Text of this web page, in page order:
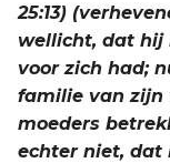
25:13)
wellicht, dat hij
voor zich had;
familie van zijn
moeders
echter niet, dat